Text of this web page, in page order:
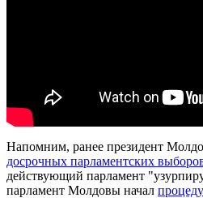
Напомним, ранее президент
досрочных парламентских
действующий парламент
парламент Молдовы начал